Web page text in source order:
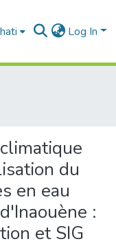
Log In
du
en eau
:
et SIG